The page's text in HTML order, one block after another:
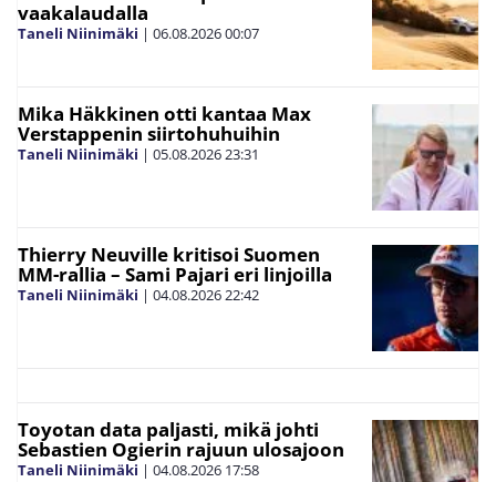
vaakalaudalla
Taneli Niinimäki | 06.08.202600:07
Mika Häkkinen otti kantaa Max
Verstappenin siirtohuhuihin
Taneli Niinimäki | 05.08.202623:31
Thierry Neuville kritisoi Suomen
MM-rallia – Sami Pajari eri linjoilla
Taneli Niinimäki | 04.08.202622:42
Toyotan data paljasti, mikä johti
Sebastien Ogierin rajuun ulosajoon
Taneli Niinimäki | 04.08.2026 17:58